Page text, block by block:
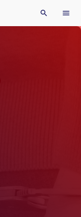
search menu